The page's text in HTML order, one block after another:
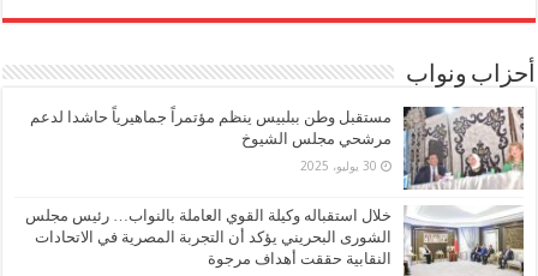
أحزاب ونواب
مستقبل وطن ببلبيس ينظم مؤتمراً جماهيرياً حاشدا لدعم
مرشحي مجلس الشيوخ
30 يوليو، 2025
خلال استقباله وكيلة القوي العاملة بالنواب… رئيس مجلس
الشورى البحريني يؤكد أن التجربة المصرية في الاتحادات
النقابية حققت أهداف مرجوة